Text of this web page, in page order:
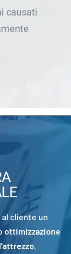
causati
cliente un
ottimizzazione
,